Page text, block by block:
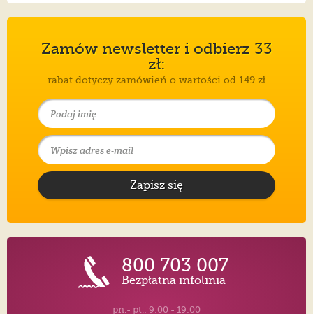
Zamów newsletter i odbierz 33
zł:
rabat dotyczy zamówień o wartości od 149 zł
Zapisz się
800 703 007
Bezpłatna infolinia
pn.- pt.: 9:00 - 19:00